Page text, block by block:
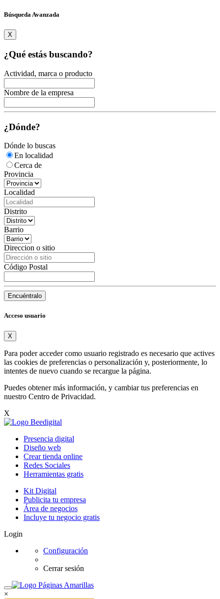
Búsqueda Avanzada
X
¿Qué estás buscando?
Actividad, marca o producto
Nombre de la empresa
¿Dónde?
Dónde lo buscas
En localidad
Cerca de
Provincia
Localidad
Distrito
Barrio
Direccion o sitio
Código Postal
Encuéntralo
Acceso usuario
X
Para poder acceder como usuario registrado es necesario que actives
las cookies de preferencias o personalización y, posteriormente, lo
intentes de nuevo cuando se recargue la página.
Puedes obtener más información, y cambiar tus preferencias en
nuestro Centro de Privacidad.
X
Presencia digital
Diseño web
Crear tienda online
Redes Sociales
Herramientas gratis
Kit Digital
Publicita tu empresa
Área de negocios
Incluye tu negocio gratis
Login
Configuración
Cerrar sesión
×